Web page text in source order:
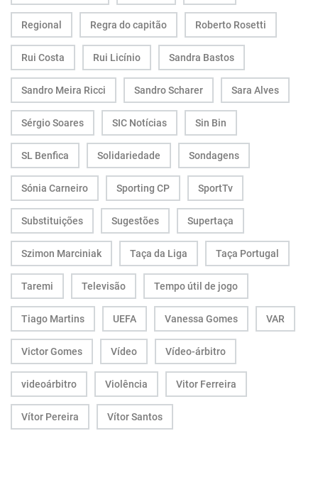
Regional Regra do capitão Roberto Rosetti
Rui Costa Rui Licínio Sandra Bastos
Sandro Meira Ricci Sandro Scharer Sara Alves
Sérgio Soares SIC Notícias Sin Bin
SL Benfica Solidariedade Sondagens
Sónia Carneiro Sporting CP SportTv
Substituições Sugestões Supertaça
Szimon Marciniak Taça da Liga Taça Portugal
Taremi Televisão Tempo útil de jogo
Tiago Martins UEFA Vanessa Gomes VAR
Victor Gomes Vídeo Vídeo-árbitro
videoárbitro Violência Vitor Ferreira
Vítor Pereira Vítor Santos